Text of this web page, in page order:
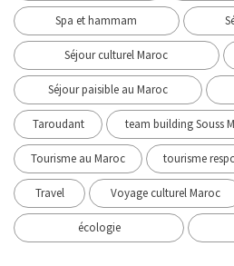
Spa et hammam
Séjour culturel Maroc
Séjour paisible au Maroc
Taroudant team building Souss
Tourisme au Maroc tourisme
Travel Voyage culturel Maroc
écologie